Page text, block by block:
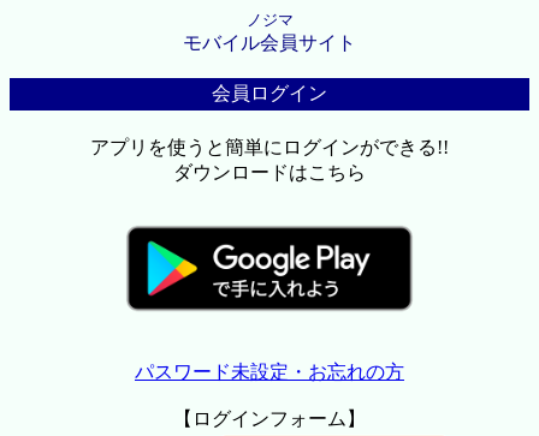
ノジマ
モバイル会員サイト
会員ログイン
アプリを使うと簡単にログインができる!!
ダウンロードはこちら
パスワード未設定・お忘れの方
【ログインフォーム】